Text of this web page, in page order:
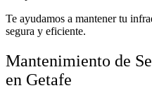
Te ayudamos a mantener tu
segura y eficiente.
Mantenimiento de
en Getafe